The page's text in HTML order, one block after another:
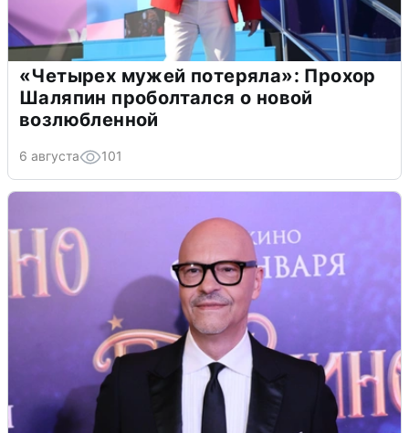
«Четырех мужей потеряла»: Прохор
Шаляпин проболтался о новой
возлюбленной
6 августа 101